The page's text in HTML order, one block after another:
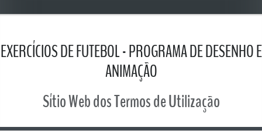
EXERCÍCIOS DE FUTEBOL - PROGRAMA DE DESENHO E
ANIMAÇÃO
Sítio Web dos Termos de Utilização